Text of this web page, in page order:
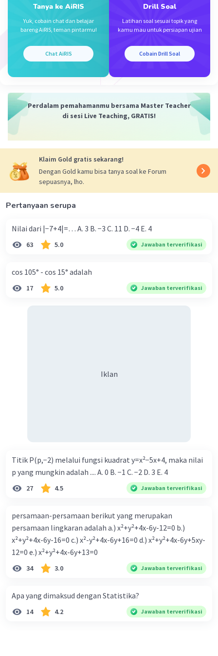
Tanya ke AiRIS
Yuk, cobain chat dan belajar
bareng AiRIS, teman pintarmu!
Chat AiRIS
Drill Soal
Latihan soal sesuai topik yang
kamu mau untuk persiapan ujian
Cobain Drill Soal
Perdalam pemahamanmu bersama Master Teacher
di sesi Live Teaching, GRATIS!
Klaim Gold gratis sekarang!
Dengan Gold kamu bisa tanya soal ke Forum
sepuasnya, lho.
Pertanyaan serupa
Nilai dari |−7+4|=… A. 3 B. −3 C. 11 D. −4 E. 4
63 5.0 Jawaban terverifikasi
cos 105° - cos 15° adalah
17 5.0 Jawaban terverifikasi
Iklan
Titik P(p,−2) melalui fungsi kuadrat y=x²−5x+4, maka nilai
p yang mungkin adalah .... A. 0 B. −1 C. −2 D. 3 E. 4
27 4.5 Jawaban terverifikasi
persamaan-persamaan berikut yang merupakan
persamaan lingkaran adalah a.) x²+y²+4x-6y-12=0 b.)
x²+y²+4x-6y-16=0 c.) x²-y²+4x-6y+16=0 d.) x²+y²+4x-6y+5xy-
12=0 e.) x²+y²+4x-6y+13=0
34 3.0 Jawaban terverifikasi
Apa yang dimaksud dengan Statistika?
14 4.2 Jawaban terverifikasi